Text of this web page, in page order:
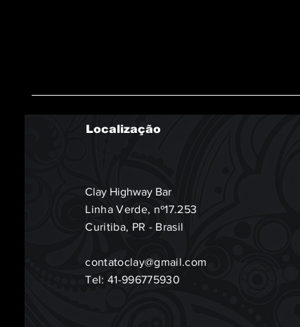
Localização
Clay Highway Bar
Linha Verde, nº17.253
Curitiba, PR - Brasil
contatoclay@gmail.com
Tel: 41-996775930